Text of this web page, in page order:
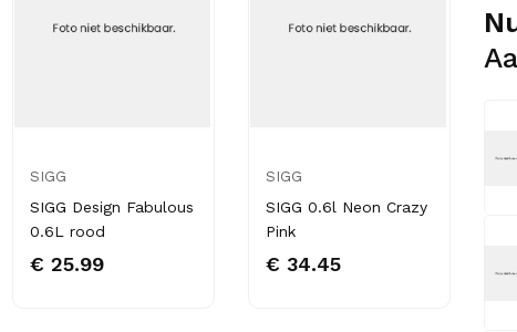
SIGG
SIGG Design Fabulous
0.6L rood
€ 25.99
SIGG
SIGG 0.6l Neon Crazy
Pink
€ 34.45